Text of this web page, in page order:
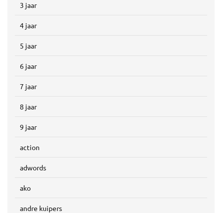
3 jaar
4 jaar
5 jaar
6 jaar
7 jaar
8 jaar
9 jaar
action
adwords
ako
andre kuipers